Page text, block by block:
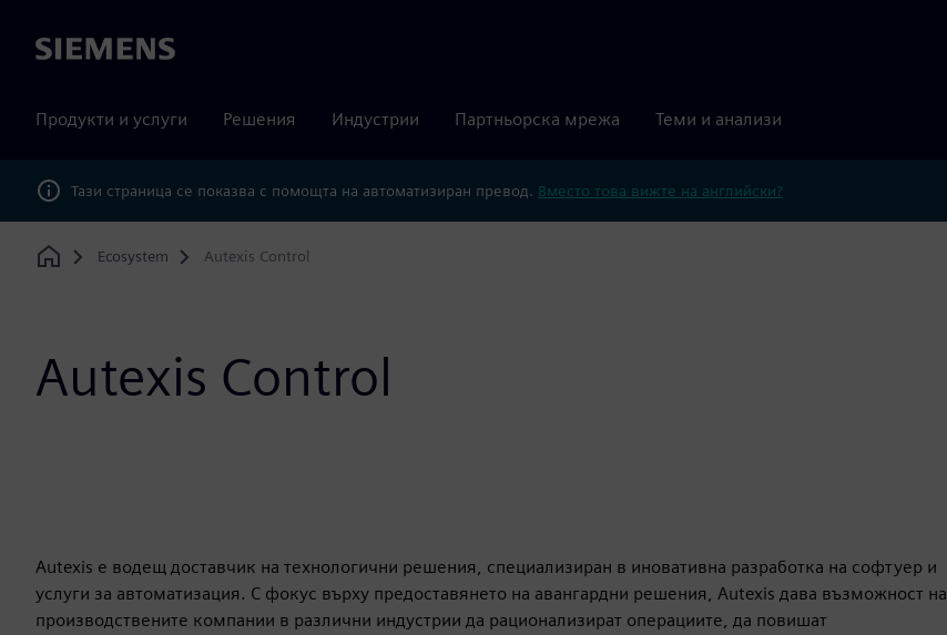
Siemens
Продукти и услуги Решения Индустрии Партньорска мрежа Теми и анализи
Тази страница се показва с помощта на автоматизиран превод. Вместо това вижте на английски?
Home
Ecosystem Autexis Control
Autexis Control
Autexis е водещ доставчик на технологични решения, специализиран в иновативна разработка на софтуер и
услуги за автоматизация. С фокус върху предоставянето на авангардни решения, Autexis дава възможност на
производствените компании в различни индустрии да рационализират операциите, да повишат